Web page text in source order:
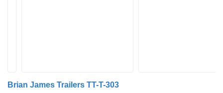
Brian James Trailers TT-T-303